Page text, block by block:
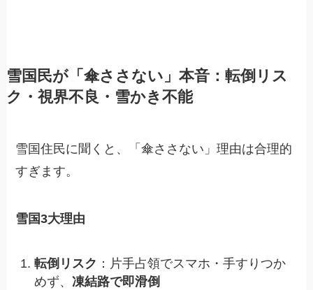
雪国民が「傘ささない」本音：転倒リス
ク・視界不良・雪かき不能
雪国住民に聞くと、「傘ささない」理由は合理的
すぎます。
雪国3大理由
転倒リスク ：片手占領でスマホ・手すりつか
めず、凍結路で即滑倒